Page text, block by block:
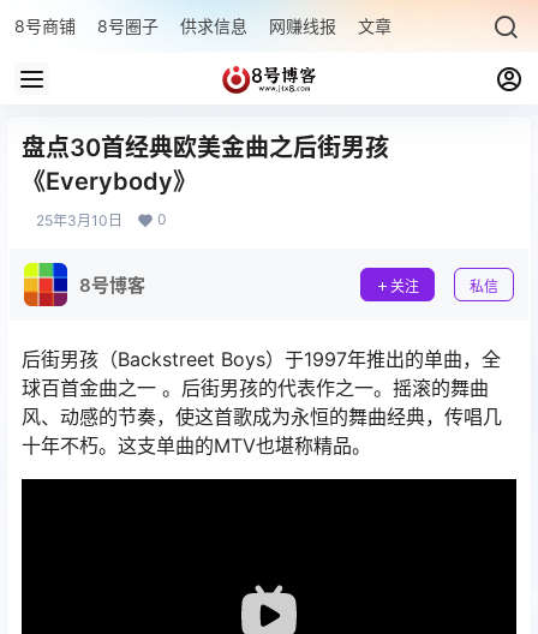
8号商铺 8号圈子 供求信息 网赚线报 文章专题 最新文章
盘点30首经典欧美金曲之后街男孩
《Everybody》
25年3月10日 0
8号博客 关注 私信
后街男孩（Backstreet Boys）于1997年推出的单曲，全
球百首金曲之一 。后街男孩的代表作之一。摇滚的舞曲
风、动感的节奏，使这首歌成为永恒的舞曲经典，传唱几
十年不朽。这支单曲的MTV也堪称精品。